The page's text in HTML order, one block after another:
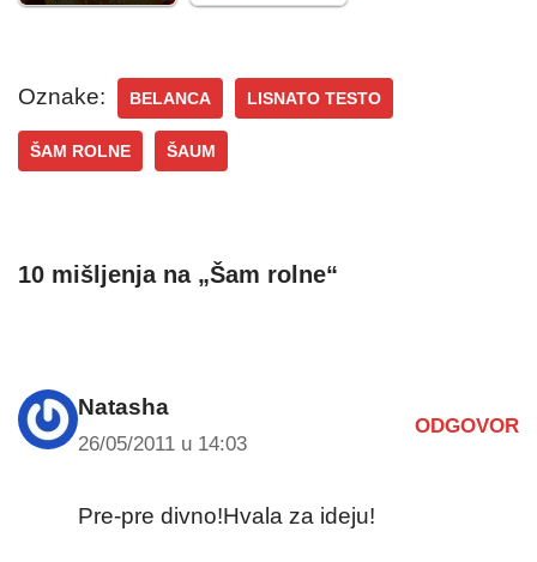
Oznake: BELANCA LISNATO TESTO
ŠAM ROLNE ŠAUM
10 mišljenja na „Šam rolne“
Natasha
26/05/2011 u 14:03
ODGOVOR
Pre-pre divno!Hvala za ideju!